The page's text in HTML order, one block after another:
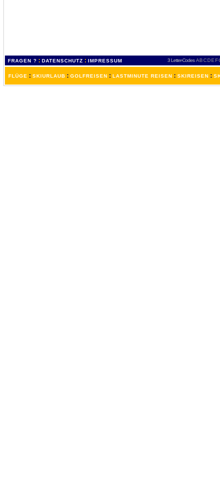
FRAGEN ? : DATENSCHUTZ : IMPRESSUM 3 Letter-Codes ABCDEF
FLÜGE : SKIURLAUB : GOLFREISEN : LASTMINUTE REISEN : SKIREISEN :